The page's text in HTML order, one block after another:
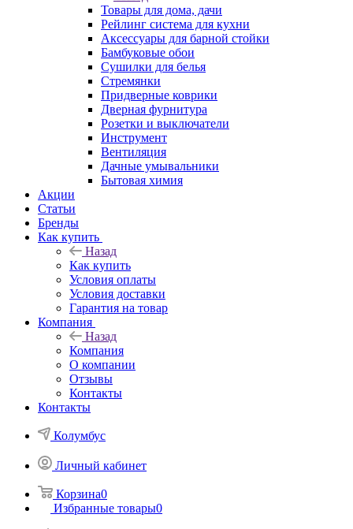
Товары для дома, дачи
Рейлинг система для кухни
Аксессуары для барной стойки
Бамбуковые обои
Сушилки для белья
Стремянки
Придверные коврики
Дверная фурнитура
Розетки и выключатели
Инструмент
Вентиляция
Дачные умывальники
Бытовая химия
Акции
Статьи
Бренды
Как купить
Назад
Как купить
Условия оплаты
Условия доставки
Гарантия на товар
Компания
Назад
Компания
О компании
Отзывы
Контакты
Контакты
Колумбус
Личный кабинет
Корзина0
Избранные товары0